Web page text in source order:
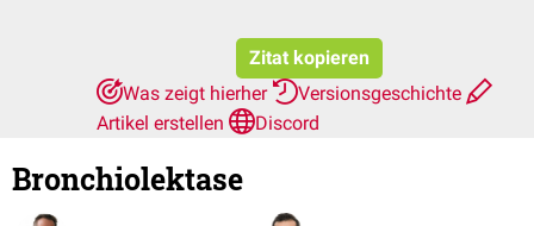
Zitat kopieren
Was zeigt hierher
Versionsgeschichte
Artikel erstellen
Discord
Bronchiolektase